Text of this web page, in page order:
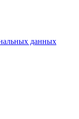
данных